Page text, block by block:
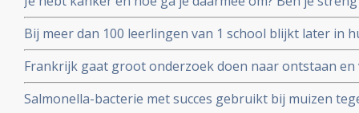
anderen die het moeilijk hebben? Kennislink
Bij meer dan 100 leerlingen van 1 school blijkt later in
van een hersentumor voor te komen. Oorzaak is nog
Frankrijk gaat groot onderzoek doen naar ontstaan
endometriose met een nationaal plan van aanpak.
Salmonella-bacterie met succes gebruikt bij muizen